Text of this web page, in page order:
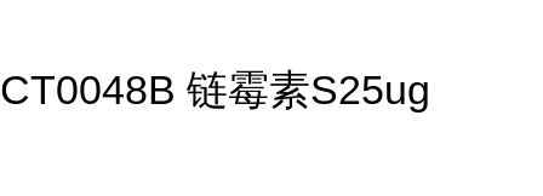
CT0048B 链霉素S25ug